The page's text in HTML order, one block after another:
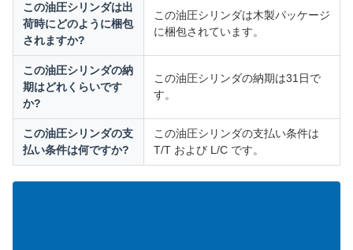
この油圧シリンダは出
荷時にどのように梱包
されますか?
この油圧シリンダは木製パッケージ
に梱包されています。
この油圧シリンダの納
期はどれくらいです
か?
この油圧シリンダの納期は31日で
す。
この油圧シリンダの支
払い条件は何ですか?
この油圧シリンダの支払い条件は
T/T および L/C です。